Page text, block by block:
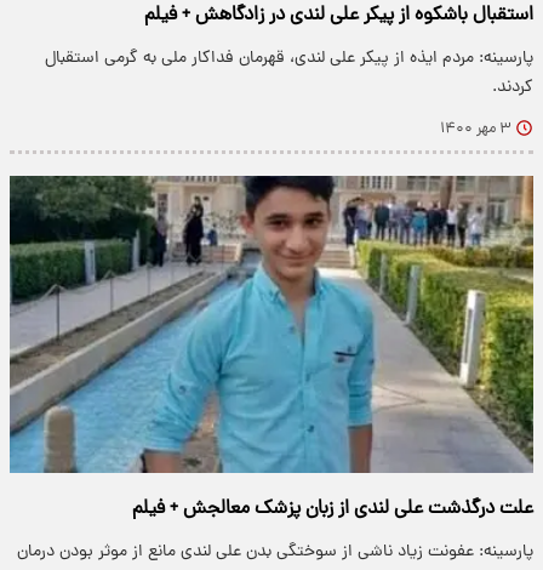
استقبال باشکوه از پیکر علی لندی در زادگاهش + فیلم
پارسینه: مردم ایذه از پیکر علی لندی، قهرمان فداکار ملی به گرمی استقبال
کردند.
۳ مهر ۱۴۰۰
علت درگذشت علی لندی از زبان پزشک معالجش + فیلم
پارسینه: عفونت زیاد ناشی از سوختگی بدن علی لندی مانع از موثر بودن درمان